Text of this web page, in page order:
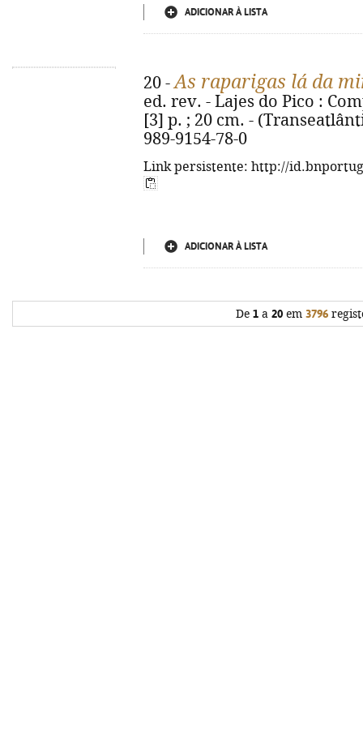
ADICIONAR À LISTA
20 -As raparigas lá da
ed. rev. - Lajes do Pico :
[3] p. ; 20 cm. -
989-9154-78-0
Link persistente: http://
ADICIONAR À LISTA
De 1a 20em 3796